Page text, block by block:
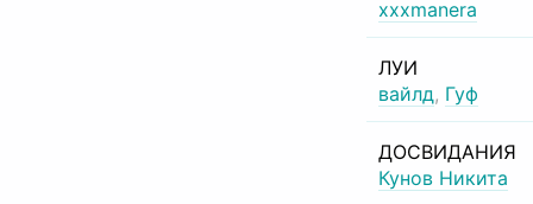
xxxmanera
ЛУИ
вайлд, Гуф
ДОСВИДАНИЯ
Кунов Никита